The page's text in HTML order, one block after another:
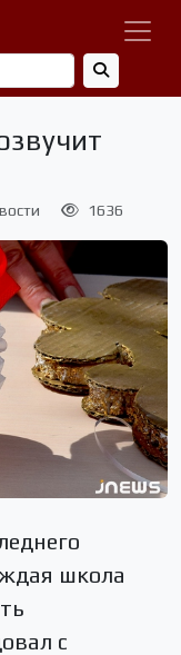
1636
школа
с